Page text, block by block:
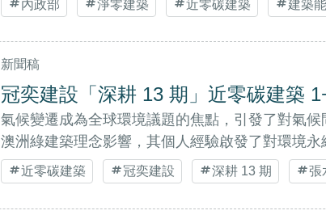
內政部 淨零建築 近零碳建築 建築
新聞稿
冠奕建設「深耕 13 期」近零碳建築
氣候變遷成為全球環境議題的焦點，引發了對氣
澳洲綠建築理念影響，其個人經驗啟發了對環境
近零碳建築 冠奕建設 深耕 13 期 張